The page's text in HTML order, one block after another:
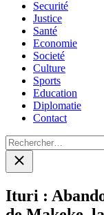
Securité
Justice
Santé
Economie
Societé
Culture
Sports
Education
Diplomatie
Contact
Rechercher :
Close
search
Ituri :